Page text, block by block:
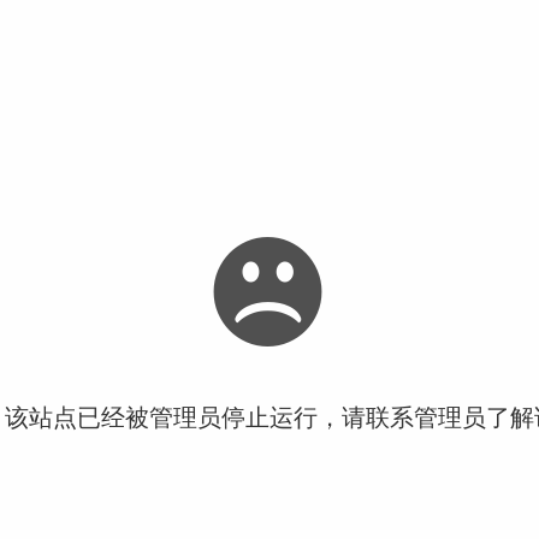
站点已经被管理员停止运行，请联系管理员了